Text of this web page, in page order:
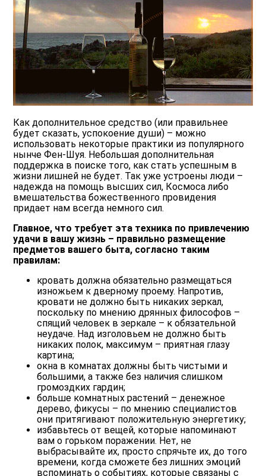
Как дополнительное средство (или правильнее
будет сказать, успокоение души) – можно
использовать некоторые практики из популярного
нынче Фен-Шуя. Небольшая дополнительная
поддержка в поиске того, как стать успешным в
жизни лишней не будет. Так уже устроены люди –
надежда на помощь высших сил, Космоса либо
вмешательства божественного провидения
придает нам всегда немного сил.
Главное, что требует эта техника по привлечению
удачи в вашу жизнь – правильно размещение
предметов вашего быта, согласно таким
правилам:
кровать должна обязательно размещаться
изножьем к дверному проему. Напротив,
кровати не должно быть никаких зеркал,
поскольку по мнению дрянных философов –
спящий человек в зеркале – к обязательной
неудаче. Над изголовьем не должно быть
никаких полок, максимум – приятная глазу
картина;
окна в комнатах должны быть чистыми и
большими, а также без наличия слишком
громоздких гардин;
больше комнатных растений – денежное
дерево, фикусы – по мнению специалистов
они притягивают положительную энергетику;
избавьтесь от вещей, которые напоминают
вам о горьком поражении. Нет, не
выбрасывайте их, просто спрячьте их, до того
времени, когда сможете без лишних эмоций
вспоминать о событиях, которые связаны с